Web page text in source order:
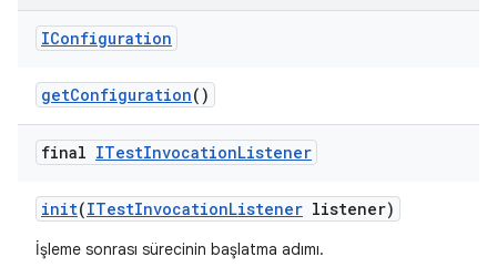
IConfiguration
getConfiguration()
final ITestInvocationListener
init(ITestInvocationListener listener)
İşleme sonrası sürecinin başlatma adımı.